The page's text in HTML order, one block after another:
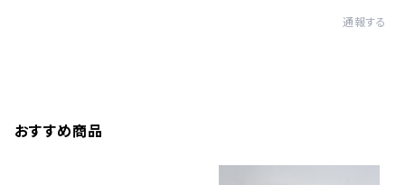
通報する
おすすめ商品